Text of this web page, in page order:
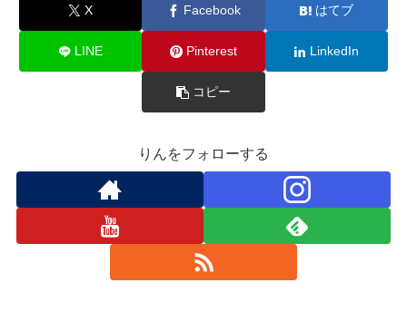
X Facebook はてブ
LINE Pinterest LinkedIn
コピー
りんをフォローする